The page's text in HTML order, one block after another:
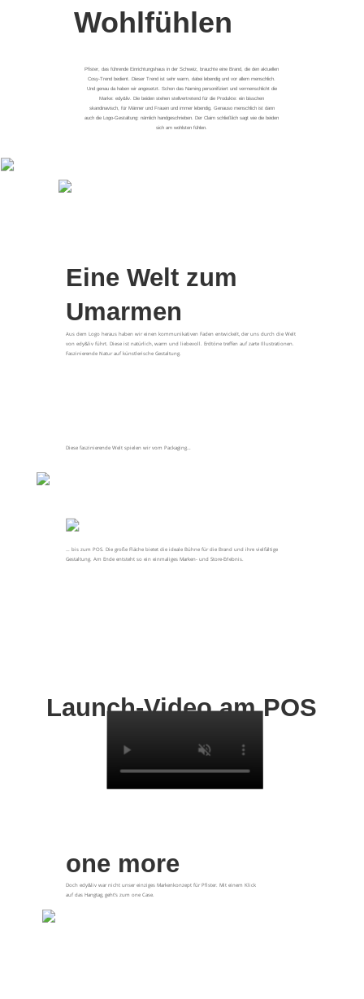
Wohlfühlen
Pfister, das führende Einrichtungshaus in der Schweiz, brauchte eine Brand, die den aktuellen
Cosy-Trend bedient. Dieser Trend ist sehr warm, dabei lebendig und vor allem menschlich.
Und genau da haben wir angesetzt. Schon das Naming personifiziert und vermenschlicht die
Marke: edy&liv. Die beiden stehen stellvertretend für die Produkte: ein bisschen
skandinavisch, für Männer und Frauen und immer lebendig. Genauso menschlich ist dann
auch die Logo-Gestaltung: nämlich handgeschrieben. Der Claim schließlich sagt wie die beiden
sich am wohlsten fühlen.
Eine Welt zum
Umarmen
Aus dem Logo heraus haben wir einen kommunikativen Faden entwickelt, der uns durch die Welt
von edy&liv führt. Diese ist natürlich, warm und liebevoll. Erdtöne treffen auf zarte Illustrationen.
Faszinierende Natur auf künstlerische Gestaltung.
Diese faszinierende Welt spielen wir vom Packaging…
… bis zum POS. Die große Fläche bietet die ideale Bühne für die Brand und ihre vielfältige
Gestaltung. Am Ende entsteht so ein einmaliges Marken- und Store-Erlebnis.
Launch-Video am POS
one more
Doch edy&liv war nicht unser einziges Markenkonzept für Pfister. Mit einem Klick
auf das Hangtag, geht’s zum one Case.